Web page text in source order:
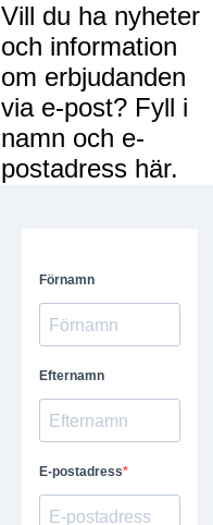
Vill du ha nyheter
och information
om erbjudanden
via e-post? Fyll i
namn och e-
postadress här.